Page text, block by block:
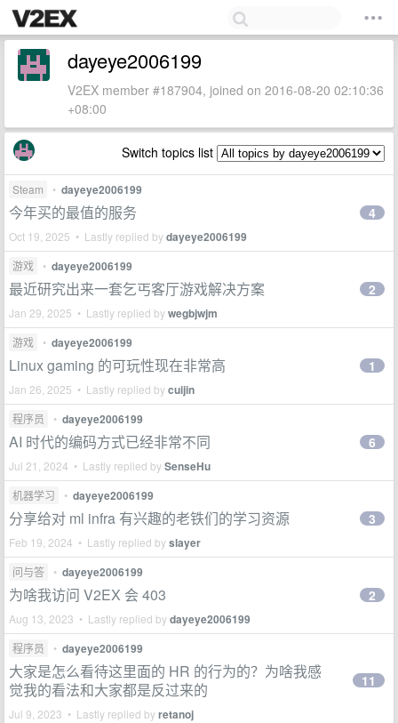
dayeye2006199
V2EX member #187904, joined on 2016-08-20 02:10:36
+08:00
Switch topics list
Steam • dayeye2006199
今年买的最值的服务
Oct 19, 2025 • Lastly replied bydayeye2006199
4
游戏 • dayeye2006199
最近研究出来一套乞丐客厅游戏解决方案
Jan 29, 2025 • Lastly replied bywegbjwjm
2
游戏 • dayeye2006199
Linux gaming 的可玩性现在非常高
Jan 26, 2025 • Lastly replied bycuijin
1
程序员 • dayeye2006199
AI 时代的编码方式已经非常不同
Jul 21, 2024 • Lastly replied bySenseHu
6
机器学习 • dayeye2006199
分享给对 ml infra 有兴趣的老铁们的学习资源
Feb 19, 2024 • Lastly replied byslayer
3
问与答 • dayeye2006199
为啥我访问 V2EX 会 403
Aug 13, 2023 • Lastly replied bydayeye2006199
2
程序员 • dayeye2006199
大家是怎么看待这里面的 HR 的行为的？为啥我感
觉我的看法和大家都是反过来的
Jul 9, 2023 • Lastly replied byretanoj
11